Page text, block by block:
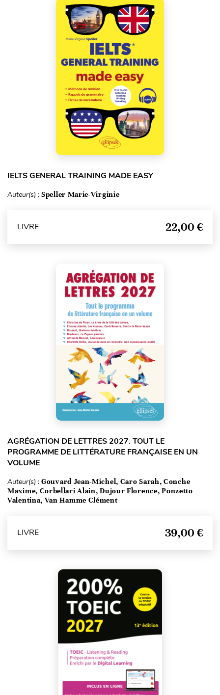
IELTS GENERAL TRAINING MADE EASY
Auteur(s) : Speller Marie-Virginie
LIVRE 22,00 €
AGRÉGATION DE LETTRES 2027. TOUT LE
PROGRAMME DE LITTÉRATURE FRANÇAISE EN UN
VOLUME
Auteur(s) : Gouvard Jean-Michel, Caro Sarah, Conche
Maxime, Corbellari Alain, Dujour Florence, Ponzetto
Valentina, Van Hamme Clément
LIVRE 39,00 €